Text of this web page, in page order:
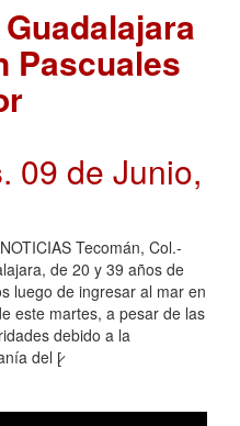
Pascuales
. 09 de Junio,
Tecomán, Col.-
de 20 y 39 años de
luego de ingresar al mar en
este martes, a pesar de las
debido a la
del [̷